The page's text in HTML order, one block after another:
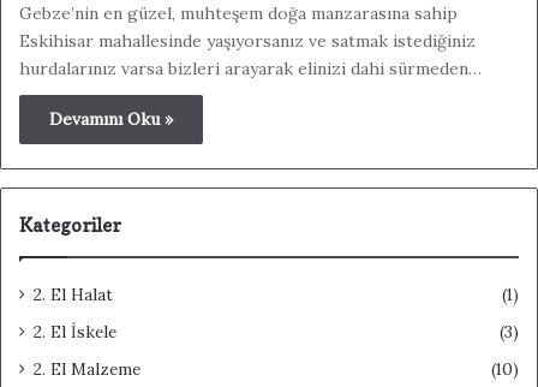
Gebze’nin en güzel, muhteşem doğa manzarasına sahip
Eskihisar mahallesinde yaşıyorsanız ve satmak istediğiniz
hurdalarınız varsa bizleri arayarak elinizi dahi sürmeden…
Devamını Oku »
Kategoriler
2. El Halat
(1)
2. El İskele
(3)
2. El Malzeme
(10)